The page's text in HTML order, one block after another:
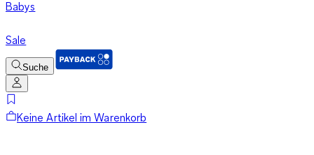
Babys
Sale
Suche
Keine Artikel im Warenkorb